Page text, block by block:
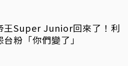
王Super Junior回來了！利
粉「你們變了」